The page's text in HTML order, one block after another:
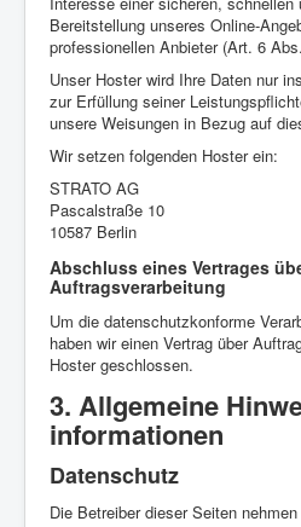
Bereitstellung unseres Online-
professionellen Anbieter (Art. 6
Unser Hoster wird Ihre Daten nur
zur Erfüllung seiner
unsere Weisungen in Bezug auf
Wir setzen folgenden Hoster ein:
STRATO AG
Pascalstraße 10
10587 Berlin
Abschluss eines Vertrages
Auftragsverarbeitung
Um die datenschutzkonforme
haben wir einen Vertrag über
Hoster geschlossen.
3. Allgemeine
informationen
Datenschutz
Die Betreiber dieser Seiten